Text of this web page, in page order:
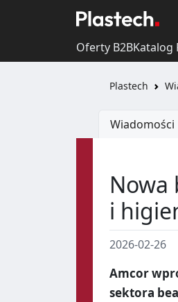
Oferty B2BKatalog
Plastech
Wiadomości
Nowa
i
2026-02-26
Amcor
sektora